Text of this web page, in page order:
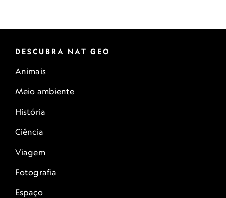
DESCUBRA NAT GEO
Animais
Meio ambiente
História
Ciência
Viagem
Fotografia
Espaço